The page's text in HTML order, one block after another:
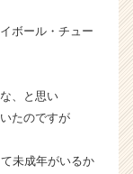
ボール・チュー
、と思い
たのですが
未成年がいるか